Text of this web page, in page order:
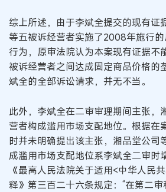
综上所述，由于李斌全提交的现有证
等五被诉经营者实施了2008年施行
行为，原审法院认为本案现有证据不
被诉经营者之间达成固定商品价格的
斌全的全部诉讼请求，并无不当。
此外，李斌全在二审审理期间主张，
营者构成滥用市场支配地位。根据在
时并未明确提出该主张，湘品堂公司
成滥用市场支配地位系李斌全二审时
《最高人民法院关于适用<中华人民
释》第三百二十六条规定：“在第二